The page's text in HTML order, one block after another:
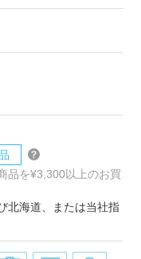
品を¥3,300以上のお買
北海道、または当社指